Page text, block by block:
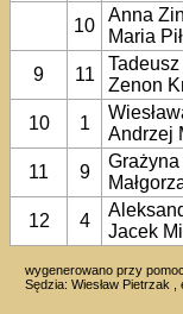
10
Anna
Maria
9
11
Zenon
10
1
Andrzej
11
9
12
4
Jacek
wygenerowano przy
Sędzia: Wiesław Pietrzak